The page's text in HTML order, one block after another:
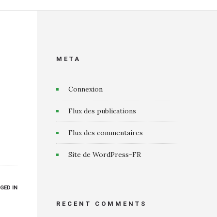
IN
META
Connexion
Flux des publications
Flux des commentaires
Site de WordPress-FR
RECENT COMMENTS